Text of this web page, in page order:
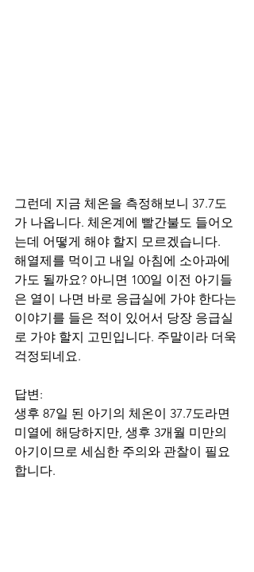
그런데 지금 체온을 측정해보니 37.7도
가 나옵니다. 체온계에 빨간불도 들어오
는데 어떻게 해야 할지 모르겠습니다.
해열제를 먹이고 내일 아침에 소아과에
가도 될까요? 아니면 100일 이전 아기들
은 열이 나면 바로 응급실에 가야 한다는
이야기를 들은 적이 있어서 당장 응급실
로 가야 할지 고민입니다. 주말이라 더욱
걱정되네요.
답변:
생후 87일 된 아기의 체온이 37.7도라면
미열에 해당하지만, 생후 3개월 미만의
아기이므로 세심한 주의와 관찰이 필요
합니다.